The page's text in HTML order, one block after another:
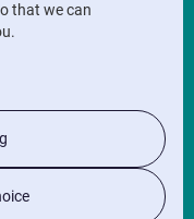
that we can